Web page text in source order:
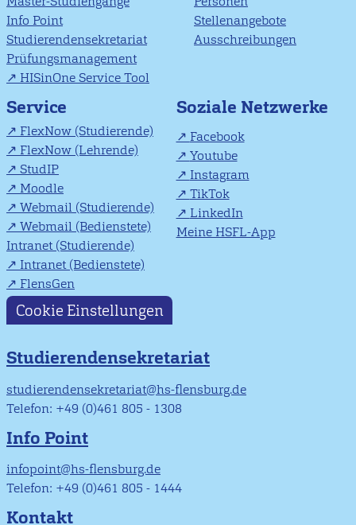
Info Point
Studierendensekretariat
Prüfungsmanagement
HISinOne Service Tool
Stellenangebote
Ausschreibungen
Service
FlexNow (Studierende)
FlexNow (Lehrende)
StudIP
Moodle
Webmail (Studierende)
Webmail (Bedienstete)
Intranet (Studierende)
Intranet (Bedienstete)
FlensGen
Soziale Netzwerke
Facebook
Youtube
Instagram
TikTok
LinkedIn
Meine HSFL-App
Cookie Einstellungen
Studierendensekretariat
studierendensekretariat@hs-flensburg.de
Telefon: +49 (0)461 805 - 1308
Info Point
infopoint@hs-flensburg.de
Telefon: +49 (0)461 805 - 1444
Kontakt